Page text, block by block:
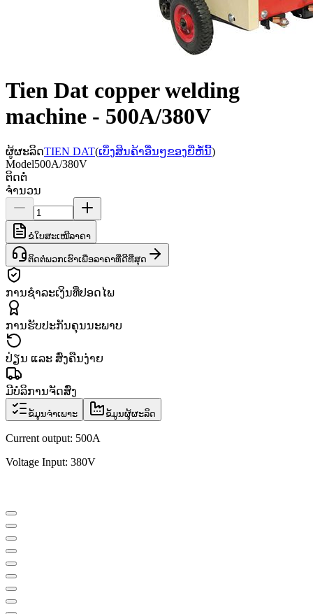
Tien Dat copper welding
machine - 500A/380V
ຜູ້ຜະລິດTIEN DAT(ເບິ່ງສິນຄ້າອື່ນໆຂອງຍີ່ຫໍ້ນີ້)
Model500A/380V
ຕິດຕໍ່
ຈຳນວນ
ຂໍໃບສະເໜີລາຄາ
ຕິດຕໍ່ພວກເຮົາເພື່ອລາຄາທີ່ດີທີ່ສຸດ
ການຊຳລະເງິນທີ່ປອດໄພ
ການຮັບປະກັນຄຸນນະພາບ
ປ່ຽນ ແລະ ສົ່ງຄືນງ່າຍ
ມີບໍລິການຈັດສົ່ງ
ຂໍ້ມູນຈຳເພາະ ຂໍ້ມູນຜູ້ຜະລິດ
Current output: 500A
Voltage Input: 380V